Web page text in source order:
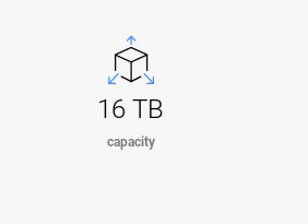
16 TB
capacity